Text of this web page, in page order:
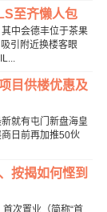
至齐懒人包
中会德丰位于茶果
引附近换楼客眼
目供楼优惠及
就有屯门新盘海皇
日前再加推50伙
按揭如何悭到
次置业（简称“首